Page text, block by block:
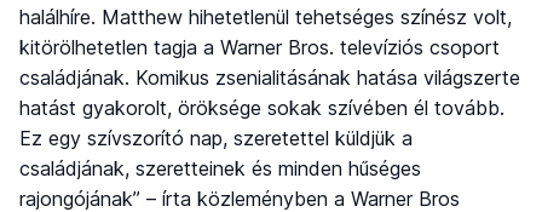
halálhíre. Matthew hihetetlenül tehetséges színész volt,
kitörölhetetlen tagja a Warner Bros. televíziós csoport
családjának. Komikus zsenialitásának hatása világszerte
hatást gyakorolt, öröksége sokak szívében él tovább.
Ez egy szívszorító nap, szeretettel küldjük a
családjának, szeretteinek és minden hűséges
rajongójának” – írta közleményben a Warner Bros